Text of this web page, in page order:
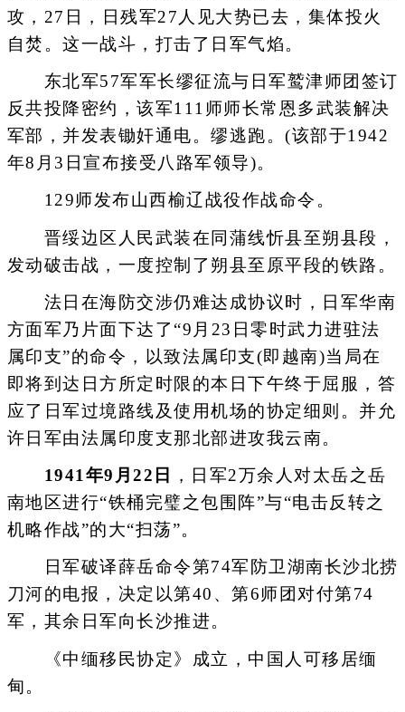
攻，27日，日残军27人见大势已去，集体投火
自焚。这一战斗，打击了日军气焰。
东北军57军军长缪征流与日军鹫津师团签订
反共投降密约，该军111师师长常恩多武装解决
军部，并发表锄奸通电。缪逃跑。(该部于1942
年8月3日宣布接受八路军领导)。
129师发布山西榆辽战役作战命令。
晋绥边区人民武装在同蒲线忻县至朔县段，
发动破击战，一度控制了朔县至原平段的铁路。
法日在海防交涉仍难达成协议时，日军华南
方面军乃片面下达了“9月23日零时武力进驻法
属印支”的命令，以致法属印支(即越南)当局在
即将到达日方所定时限的本日下午终于屈服，答
应了日军过境路线及使用机场的协定细则。并允
许日军由法属印度支那北部进攻我云南。
1941年9月22日
，日军2万余人对太岳之岳
南地区进行“铁桶完璧之包围阵”与“电击反转之
机略作战”的大“扫荡”。
日军破译薛岳命令第74军防卫湖南长沙北捞
刀河的电报，决定以第40、第6师团对付第74
军，其余日军向长沙推进。
《中缅移民协定》成立，中国人可移居缅
甸。